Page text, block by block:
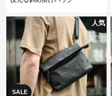
SALE
人気